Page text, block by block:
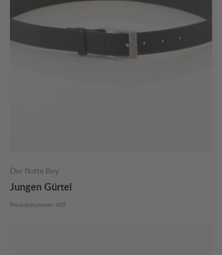
Der flotte Boy
Jungen Gürtel
Produktnummer: 409